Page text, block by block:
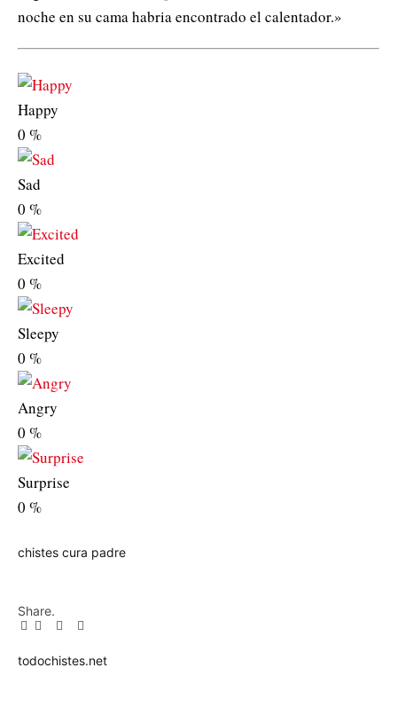
noche en su cama habria encontrado el calentador.»
Happy
0 %
Sad
0 %
Excited
0 %
Sleepy
0 %
Angry
0 %
Surprise
0 %
chistes cura padre
Share.
Facebook
TwitterPinterest
LinkedIn
Tumblr
Email
todochistes.net